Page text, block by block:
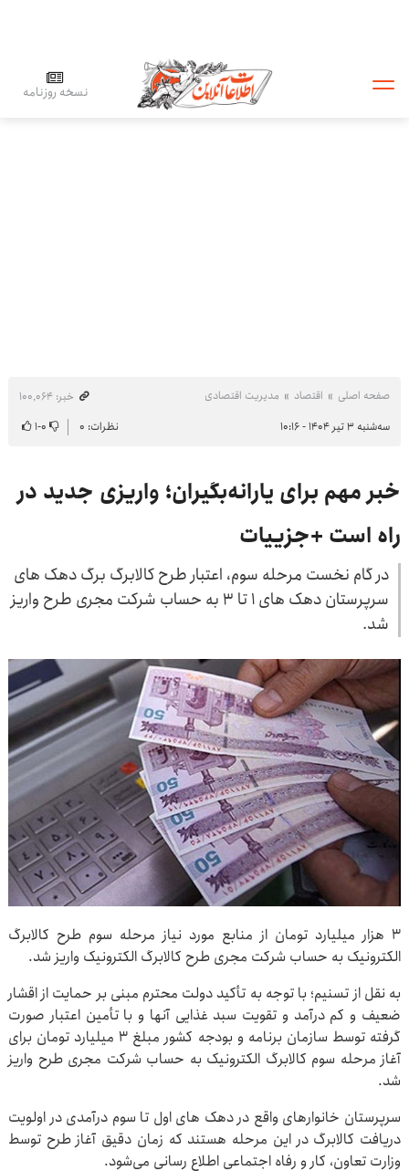
نسخه روزنامه
صفحه اصلی اقتصاد مدیریت اقتصادی
خبر: ۱۰۰٬۰۶۴
سه‌شنبه ۳ تیر ۱۴۰۴ - ۱۰:۱۶
نظرات: ۰ ۰-۱
خبر مهم برای یارانه‌بگیران؛ واریزی جدید در
راه است +جزییات
در گام نخست مرحله سوم، اعتبار طرح کالابرگ برگ دهک های
سرپرستان دهک های ۱ تا ۳ به حساب شرکت مجری طرح واریز
شد.
۳ هزار میلیارد تومان از منابع مورد نیاز مرحله سوم طرح کالابرگ
الکترونیک به حساب شرکت مجری طرح کالابرگ الکترونیک واریز شد.
به نقل از تسنیم؛ با توجه به تأکید دولت محترم مبنی بر حمایت از اقشار
ضعیف و کم درآمد و تقویت سبد غذایی آنها و با تأمین اعتبار صورت
گرفته توسط سازمان برنامه و بودجه کشور مبلغ ۳ میلیارد تومان برای
آغاز مرحله سوم کالابرگ الکترونیک به حساب شرکت مجری طرح واریز
شد.
سرپرستان خانوارهای واقع در دهک های اول تا سوم درآمدی در اولویت
دریافت کالابرگ در این مرحله هستند که زمان دقیق آغاز طرح توسط
وزارت تعاون، کار و رفاه اجتماعی اطلاع رسانی می‌شود.